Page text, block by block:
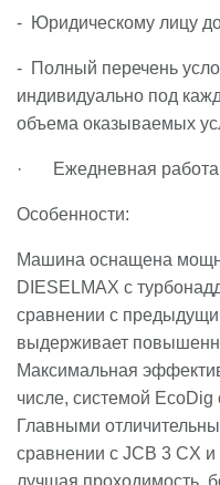
- Юридическому лицу
- Полный перечень
индивидуально под
объема оказываемых
· Ежедневная работа
Особенности:
Машина оснащена
DIESELMAX с
сравнении с
выдерживает
Максимальная
числе, системой
Главными
сравнении c JCB 3 CX